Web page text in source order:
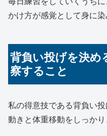
かけ方が感覚として身に染
背負い投げを決め
察すること
私の得意技である背負い
動きと体重移動をしっかり